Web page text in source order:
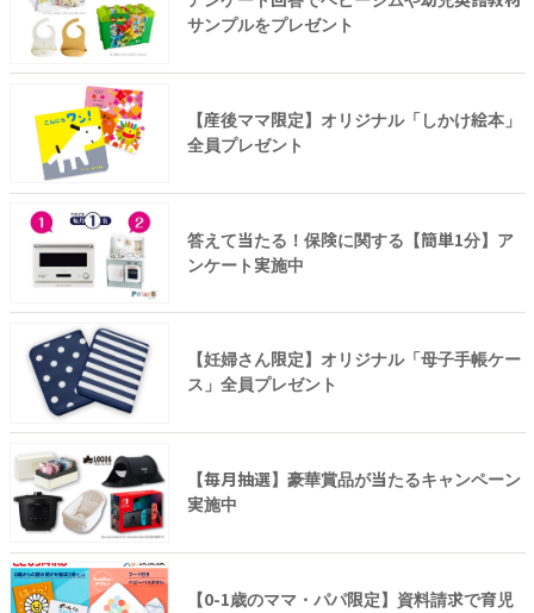
サンプルをプレゼント
【産後ママ限定】オリジナル「しかけ絵本」
全員プレゼント
答えて当たる！保険に関する【簡単1分】ア
ンケート実施中
【妊婦さん限定】オリジナル「母子手帳ケー
ス」全員プレゼント
【毎月抽選】豪華賞品が当たるキャンペーン
実施中
【0-1歳のママ・パパ限定】資料請求で育児